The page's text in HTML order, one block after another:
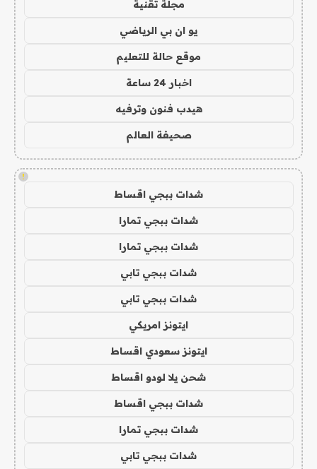
مجلة تقنية
يو ان بي الرياضي
موقع حالة للتعليم
اخبار 24 ساعة
هيدب فنون وترفيه
صحيفة العالم
!
شدات ببجي اقساط
شدات ببجي تمارا
شدات ببجي تمارا
شدات ببجي تابي
شدات ببجي تابي
ايتونز امريكي
ايتونز سعودي اقساط
شحن يلا لودو اقساط
شدات ببجي اقساط
شدات ببجي تمارا
شدات ببجي تابي